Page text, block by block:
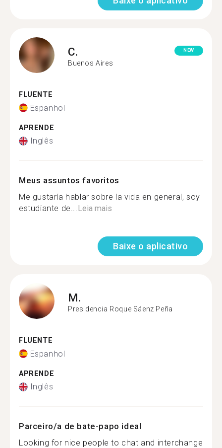
C.
Buenos Aires
NEW
FLUENTE
Espanhol
APRENDE
Inglês
Meus assuntos favoritos
Me gustaría hablar sobre la vida en general, soy
estudiante de...Leia mais
Baixe o aplicativo
M.
Presidencia Roque Sáenz Peña
FLUENTE
Espanhol
APRENDE
Inglês
Parceiro/a de bate-papo ideal
Looking for nice people to chat and interchange